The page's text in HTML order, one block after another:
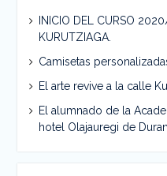
INICIO DEL CURSO
KURUTZIAGA.
Camisetas
El arte revive a la calle
El alumnado de la
hotel Olajauregi de